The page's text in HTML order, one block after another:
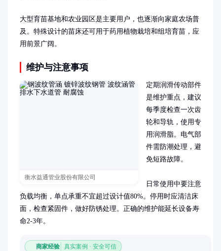
大型育苗基地和农业园区是主要用户，也逐渐向家庭农场普
及。特殊设计的苗床还可用于药用植物栽培和组培育苗，应
用前景广阔。
维护与注意事项
衡水益通管业股份有限公司
定期润滑传动部件
是维护重点，建议
每季度检查一次齿
轮和导轨，使用专
用润滑脂。电气部
件需防潮处理，避
免短路故障。
日常使用中要注意
负载均衡，单点承重不宜超过设计值80%。停用时应清洁床
面，检查紧固件，做好防锈处理。正确的维护能延长设备寿
命2-3年。
商家经验 真实案例 · 安全可信